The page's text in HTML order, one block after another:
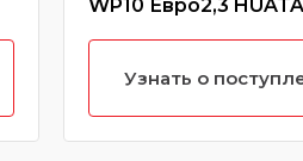
WP10 Евро2,3
характеристики)
Узнать о